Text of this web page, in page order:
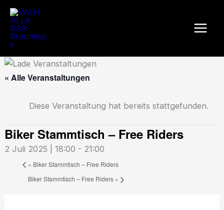
Zum
Inhalt
springen
« Alle Veranstaltungen
Diese Veranstaltung hat bereits stattgefunden.
Biker Stammtisch – Free Riders
2 Juli 2025 | 18:00 - 21:00
« Biker Stammtisch – Free Riders
Biker Stammtisch – Free Riders »